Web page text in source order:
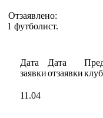
Отзаявлено:
1 футболист.
Дата
заявки
Дата
отзаявкиклуб
11.04